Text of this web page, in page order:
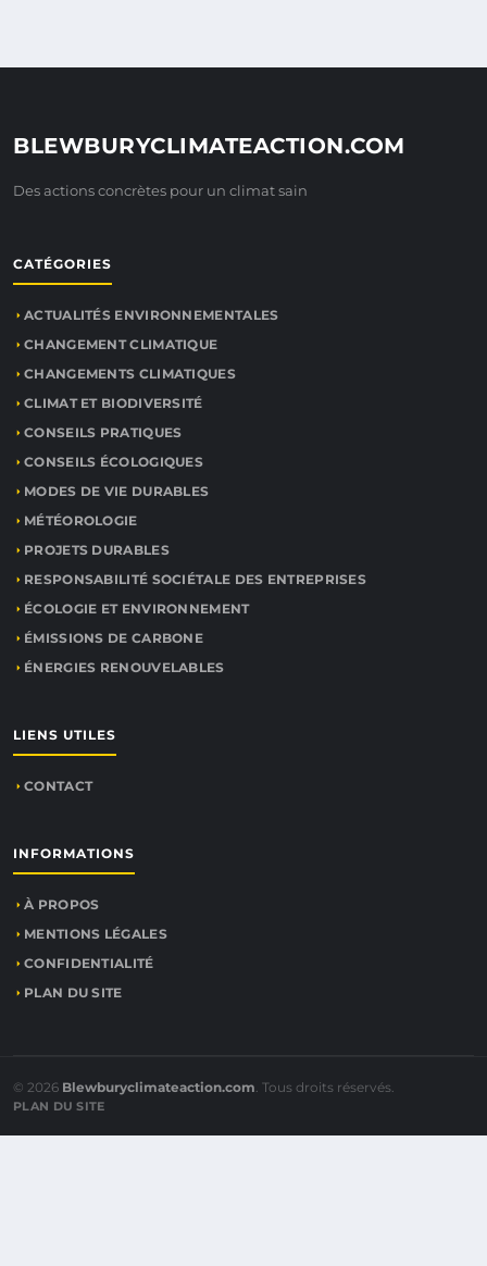
BLEWBURYCLIMATEACTION.COM
Des actions concrètes pour un climat sain
CATÉGORIES
ACTUALITÉS ENVIRONNEMENTALES
CHANGEMENT CLIMATIQUE
CHANGEMENTS CLIMATIQUES
CLIMAT ET BIODIVERSITÉ
CONSEILS PRATIQUES
CONSEILS ÉCOLOGIQUES
MODES DE VIE DURABLES
MÉTÉOROLOGIE
PROJETS DURABLES
RESPONSABILITÉ SOCIÉTALE DES ENTREPRISES
ÉCOLOGIE ET ENVIRONNEMENT
ÉMISSIONS DE CARBONE
ÉNERGIES RENOUVELABLES
LIENS UTILES
CONTACT
INFORMATIONS
À PROPOS
MENTIONS LÉGALES
CONFIDENTIALITÉ
PLAN DU SITE
© 2026 Blewburyclimateaction.com. Tous droits réservés.
PLAN DU SITE